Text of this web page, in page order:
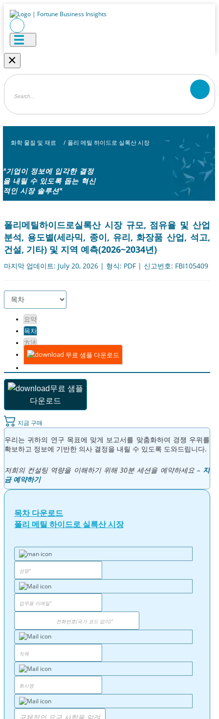
×
화학 물질 및 재료 / 폴리 메틸 하이드로 실록산 시장
"기업이 정보에 입각한 결정
을 내릴 수 있도록 돕는 혁신
적인 시장 솔루션"
폴리메틸하이드로실록산 시장 규모, 점유율 및 산업
분석, 용도별(세라믹, 종이, 유리, 화장품 산업, 석고,
건설, 기타) 및 지역 예측(2026~2034년)
마지막 업데이트: July 20, 2026 | 형식: PDF | 신고번호: FBI105409
요약
목차
方法
무료 샘플 다운로드
무료 샘플
다운로드
지금 구매
우리는 귀하의 연구 목표에 맞게 보고서를 맞춤화하여 경쟁 우위를
확보하고 정보에 기반한 의사 결정을 내릴 수 있도록 도와드립니다.
저희의 컨설팅 역량을 이해하기 위해 30분 세션을 예약하세요 – 지
금 예약하기
목차 다운로드
폴리 메틸 하이드로 실록산 시장